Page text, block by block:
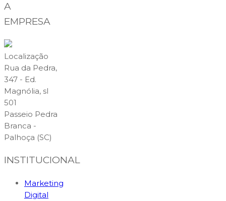
A
EMPRESA
Localização
Rua da Pedra,
347 - Ed.
Magnólia, sl
501
Passeio Pedra
Branca -
Palhoça (SC)
INSTITUCIONAL
Marketing
Digital